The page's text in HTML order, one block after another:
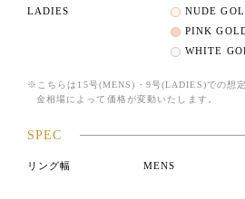
LADIES NUDE
PINK
WHITE
※こちらは15号(MENS)・9号(LADIES)での想
金相場によって価格が変動いたします。
SPEC
リング幅 MENS